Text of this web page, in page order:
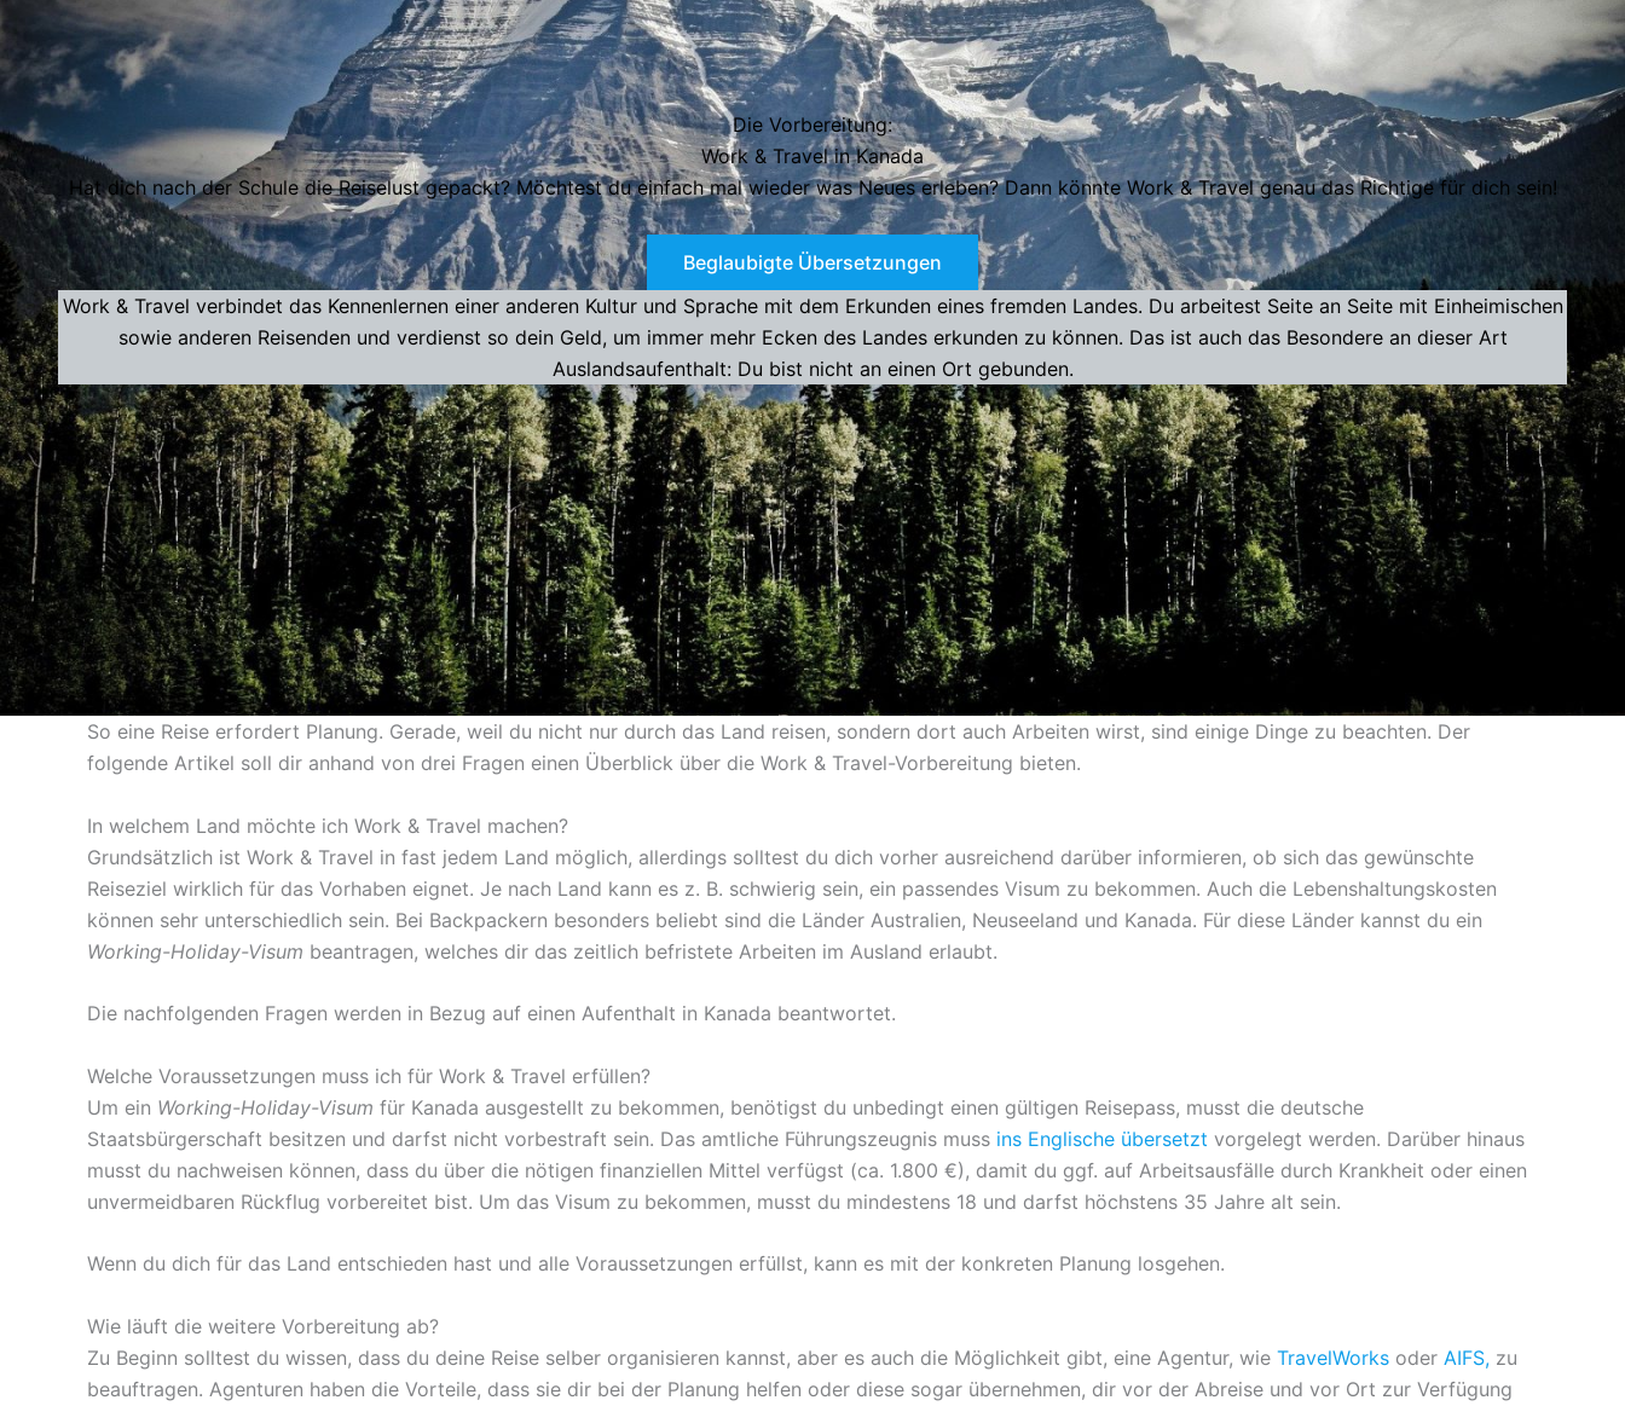
Die Vorbereitung:
Work & Travel in Kanada
Hat dich nach der Schule die Reiselust gepackt? Möchtest du einfach mal wieder was Neues erleben? Dann könnte Work & Travel genau das Richtige für dich sein!
Beglaubigte Übersetzungen
Work & Travel verbindet das Kennenlernen einer anderen Kultur und Sprache mit dem Erkunden eines fremden Landes. Du arbeitest Seite an Seite mit Einheimischen
sowie anderen Reisenden und verdienst so dein Geld, um immer mehr Ecken des Landes erkunden zu können. Das ist auch das Besondere an dieser Art
Auslandsaufenthalt: Du bist nicht an einen Ort gebunden.
So eine Reise erfordert Planung. Gerade, weil du nicht nur durch das Land reisen, sondern dort auch Arbeiten wirst, sind einige Dinge zu beachten. Der
folgende Artikel soll dir anhand von drei Fragen einen Überblick über die Work & Travel-Vorbereitung bieten.
In welchem Land möchte ich Work & Travel machen?
Grundsätzlich ist Work & Travel in fast jedem Land möglich, allerdings solltest du dich vorher ausreichend darüber informieren, ob sich das gewünschte
Reiseziel wirklich für das Vorhaben eignet. Je nach Land kann es z. B. schwierig sein, ein passendes Visum zu bekommen. Auch die Lebenshaltungskosten
können sehr unterschiedlich sein. Bei Backpackern besonders beliebt sind die Länder Australien, Neuseeland und Kanada. Für diese Länder kannst du ein
Working-Holiday-Visum beantragen, welches dir das zeitlich befristete Arbeiten im Ausland erlaubt.
Die nachfolgenden Fragen werden in Bezug auf einen Aufenthalt in Kanada beantwortet.
Welche Voraussetzungen muss ich für Work & Travel erfüllen?
Um ein Working-Holiday-Visum für Kanada ausgestellt zu bekommen, benötigst du unbedingt einen gültigen Reisepass, musst die deutsche
Staatsbürgerschaft besitzen und darfst nicht vorbestraft sein. Das amtliche Führungszeugnis muss ins Englische übersetzt vorgelegt werden. Darüber hinaus
musst du nachweisen können, dass du über die nötigen finanziellen Mittel verfügst (ca. 1.800 €), damit du ggf. auf Arbeitsausfälle durch Krankheit oder einen
unvermeidbaren Rückflug vorbereitet bist. Um das Visum zu bekommen, musst du mindestens 18 und darfst höchstens 35 Jahre alt sein.
Wenn du dich für das Land entschieden hast und alle Voraussetzungen erfüllst, kann es mit der konkreten Planung losgehen.
Wie läuft die weitere Vorbereitung ab?
Zu Beginn solltest du wissen, dass du deine Reise selber organisieren kannst, aber es auch die Möglichkeit gibt, eine Agentur, wie TravelWorks oder AIFS, zu
beauftragen. Agenturen haben die Vorteile, dass sie dir bei der Planung helfen oder diese sogar übernehmen, dir vor der Abreise und vor Ort zur Verfügung